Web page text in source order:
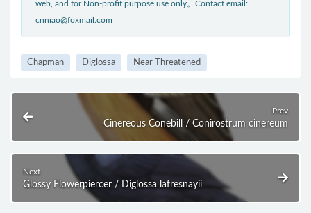
web, and for Non-profit purpose use only。Contact email:
cnniao@foxmail.com
Chapman Diglossa Near Threatened
Prev
Cinereous Conebill / Conirostrum cinereum
Next
Glossy Flowerpiercer / Diglossa lafresnayii